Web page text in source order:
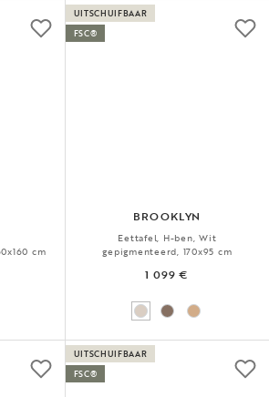
cm
BROOKLYN
Eettafel, H-ben, Wit
gepigmenteerd, 170x95 cm
1 099 €
UITSCHUIFBAAR
FSC®
UITSCHUIFBAAR
FSC®